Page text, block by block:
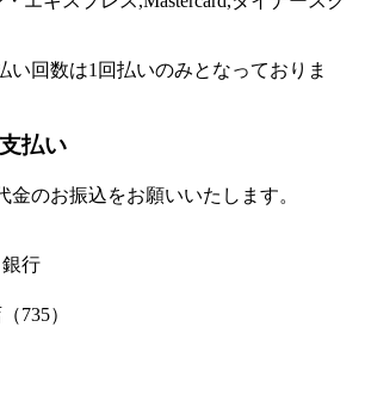
回数は1回払いのみとなっておりま
払い
金のお振込をお願いいたします。
行
735）